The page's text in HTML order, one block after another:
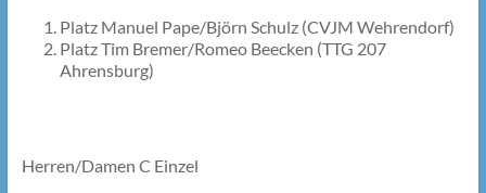
Platz Manuel Pape/Björn Schulz (CVJM Wehrendorf)
Platz Tim Bremer/Romeo Beecken (TTG 207
Ahrensburg)
Herren/Damen C Einzel